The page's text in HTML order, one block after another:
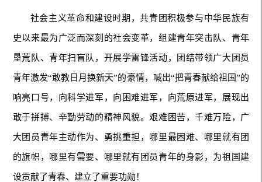
社会主义革命和建设时期，共青团积极参与中华民族有
史以来最为广泛而深刻的社会变革，组建青年突击队、青年
垦荒队、青年扫盲队，开展学雷锋活动，团结带领广大团员
青年激发“敢教日月换新天”的豪情，喊出“把青春献给祖国”的
响亮口号，向科学进军，向困难进军，向荒原进军，展现出
敢于拼搏、辛勤劳动的精神风貌。艰难困苦，千难万险，广
大团员青年主动作为、勇挑重担，哪里最困难、哪里就有团
的旗帜，哪里有需要、哪里就有团员青年的身影，为祖国建
设贡献了青春、建立了重要功勋！